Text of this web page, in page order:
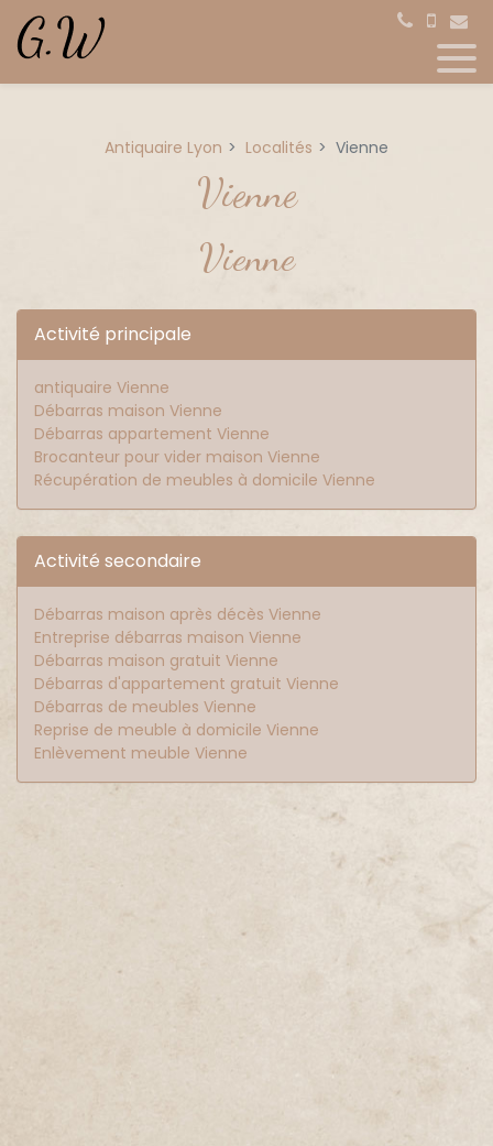
Antiquaire Lyon Localités Vienne
Vienne
Vienne
Activité principale
antiquaire Vienne
Débarras maison Vienne
Débarras appartement Vienne
Brocanteur pour vider maison Vienne
Récupération de meubles à domicile Vienne
Activité secondaire
Débarras maison après décès Vienne
Entreprise débarras maison Vienne
Débarras maison gratuit Vienne
Débarras d'appartement gratuit Vienne
Débarras de meubles Vienne
Reprise de meuble à domicile Vienne
Enlèvement meuble Vienne
Panneau de gestion des cookies